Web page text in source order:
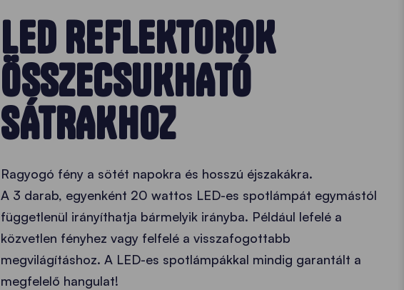
LED REFLEKTOROK
ÖSSZECSUKHATÓ
SÁTRAKHOZ
Ragyogó fény a sötét napokra és hosszú éjszakákra.
A 3 darab, egyenként 20 wattos LED-es spotlámpát egymástól
függetlenül irányíthatja bármelyik irányba. Például lefelé a
közvetlen fényhez vagy felfelé a visszafogottabb
megvilágításhoz. A LED-es spotlámpákkal mindig garantált a
megfelelő hangulat!